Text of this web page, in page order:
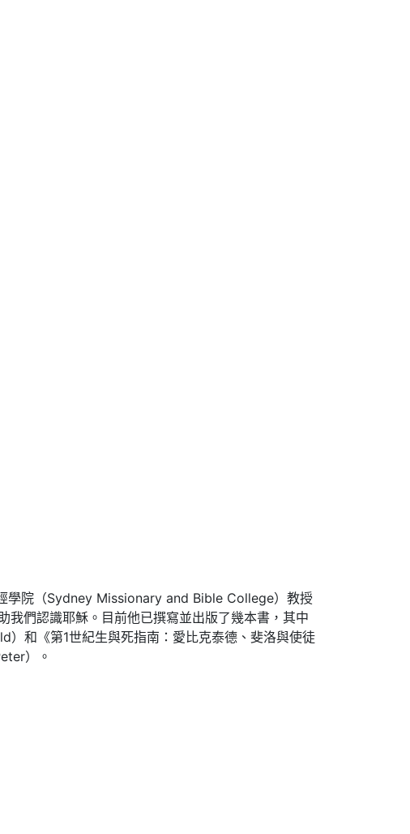
學院（Sydney Missionary and Bible College）教授
我們認識耶穌。目前他已撰寫並出版了幾本書，其中
和《第1世紀生與死指南：愛比克泰德、斐洛與使徒
）。